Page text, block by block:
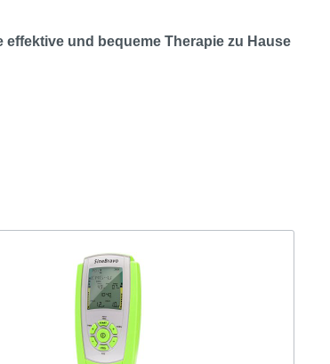
und bequeme Therapie zu Hause